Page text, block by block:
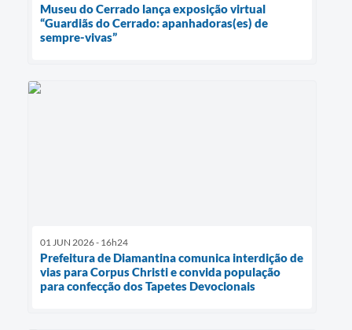
Museu do Cerrado lança exposição virtual
“Guardiãs do Cerrado: apanhadoras(es) de
sempre-vivas”
01 JUN 2026 - 16h24
Prefeitura de Diamantina comunica interdição de
vias para Corpus Christi e convida população
para confecção dos Tapetes Devocionais